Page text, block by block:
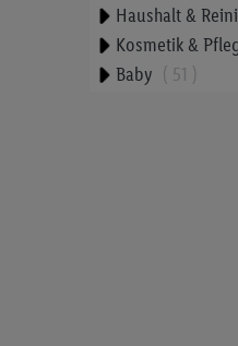
Haushalt &
Kosmetik &
Baby
51